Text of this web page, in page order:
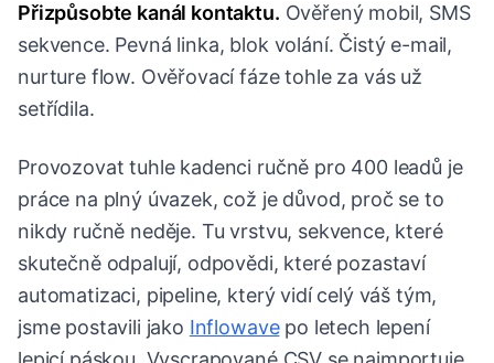
Přizpůsobte kanál kontaktu. Ověřený mobil, SMS
sekvence. Pevná linka, blok volání. Čistý e-mail,
nurture flow. Ověřovací fáze tohle za vás už
setřídila.
Provozovat tuhle kadenci ručně pro 400 leadů je
práce na plný úvazek, což je důvod, proč se to
nikdy ručně neděje. Tu vrstvu, sekvence, které
skutečně odpalují, odpovědi, které pozastaví
automatizaci, pipeline, který vidí celý váš tým,
jsme postavili jako Inflowavepo letech lepení